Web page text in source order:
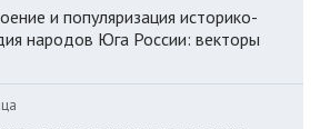
и популяризация историко-
народов Юга России: векторы